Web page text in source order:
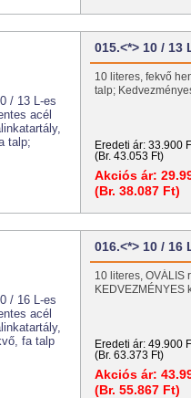
015.<*> 10 /
10 literes, fekvő
talp;
Eredeti ár: 33.900
(Br. 43.053 Ft)
Akciós ár:
(Br. 38.087 Ft)
016.<*> 10 /
10 literes, OVÁLIS
Eredeti ár: 49.900
(Br. 63.373 Ft)
Akciós ár:
(Br. 55.867 Ft)